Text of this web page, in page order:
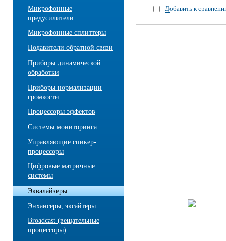
Микрофонные
предусилители
Микрофонные сплиттеры
Подавители обратной связи
Приборы динамической
обработки
Приборы нормализации
громкости
Процессоры эффектов
Системы мониторинга
Управляющие спикер-
процессоры
Цифровые матричные
системы
Эквалайзеры
Энхансеры, эксайтеры
Broadcast (вещательные
процессоры)
Добавить к